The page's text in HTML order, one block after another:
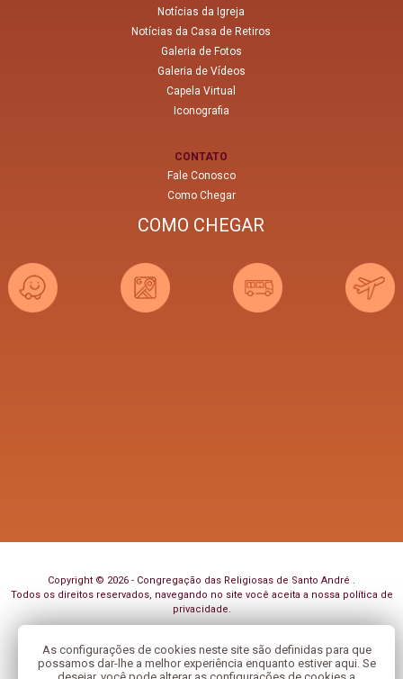
As configurações de cookies neste site são definidas para que
possamos dar-lhe a melhor experiência enquanto estiver aqui. Se
Notícias da Igreja
Notícias da Casa de Retiros
Galeria de Fotos
Galeria de Vídeos
Capela Virtual
Iconografia
CONTATO
Fale Conosco
Como Chegar
COMO CHEGAR
Copyright © 2026 - Congregação das Religiosas de Santo André .
Todos os direitos reservados, navegando no site você aceita a nossa política de
privacidade